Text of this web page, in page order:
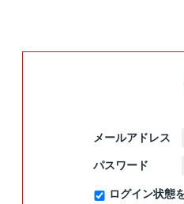
メールアドレス
パスワード
ログイン状態